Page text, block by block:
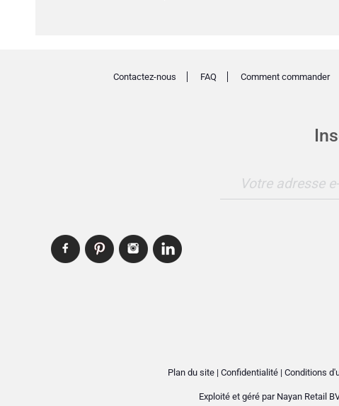
Votre adresse
Contactez-nous FAQ Comment commander
Plan du site| Confidentialité| Conditions
Exploité et géré par Nayan Retail